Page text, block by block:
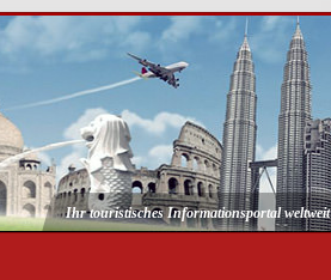
Ihr touristisches Informationsportal weltweit